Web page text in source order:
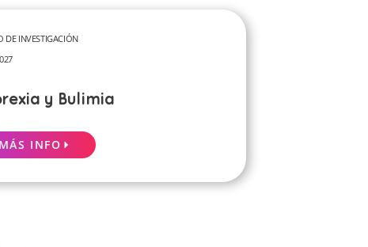
DE INVESTIGACIÓN
y Bulimia
MÁS INFO